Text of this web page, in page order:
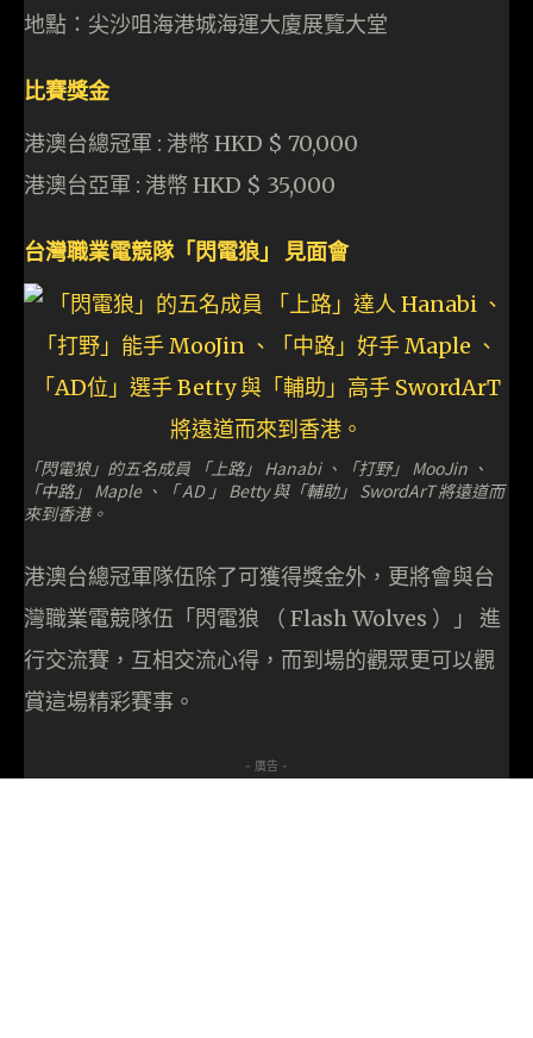
地點：尖沙咀海港城海運大廈展覽大堂
比賽獎金
港澳台總冠軍 : 港幣 HKD $ 70,000
港澳台亞軍 : 港幣 HKD $ 35,000
台灣職業電競隊「閃電狼」 見面會
「閃電狼」的五名成員 「上路」 Hanabi 、「打野」 MooJin 、
「中路」 Maple 、「 AD 」 Betty 與「輔助」 SwordArT 將遠道而
來到香港。
港澳台總冠軍隊伍除了可獲得獎金外，更將會與台
灣職業電競隊伍「閃電狼 （ Flash Wolves ）」 進
行交流賽，互相交流心得，而到場的觀眾更可以觀
賞這場精彩賽事。
- 廣告 -